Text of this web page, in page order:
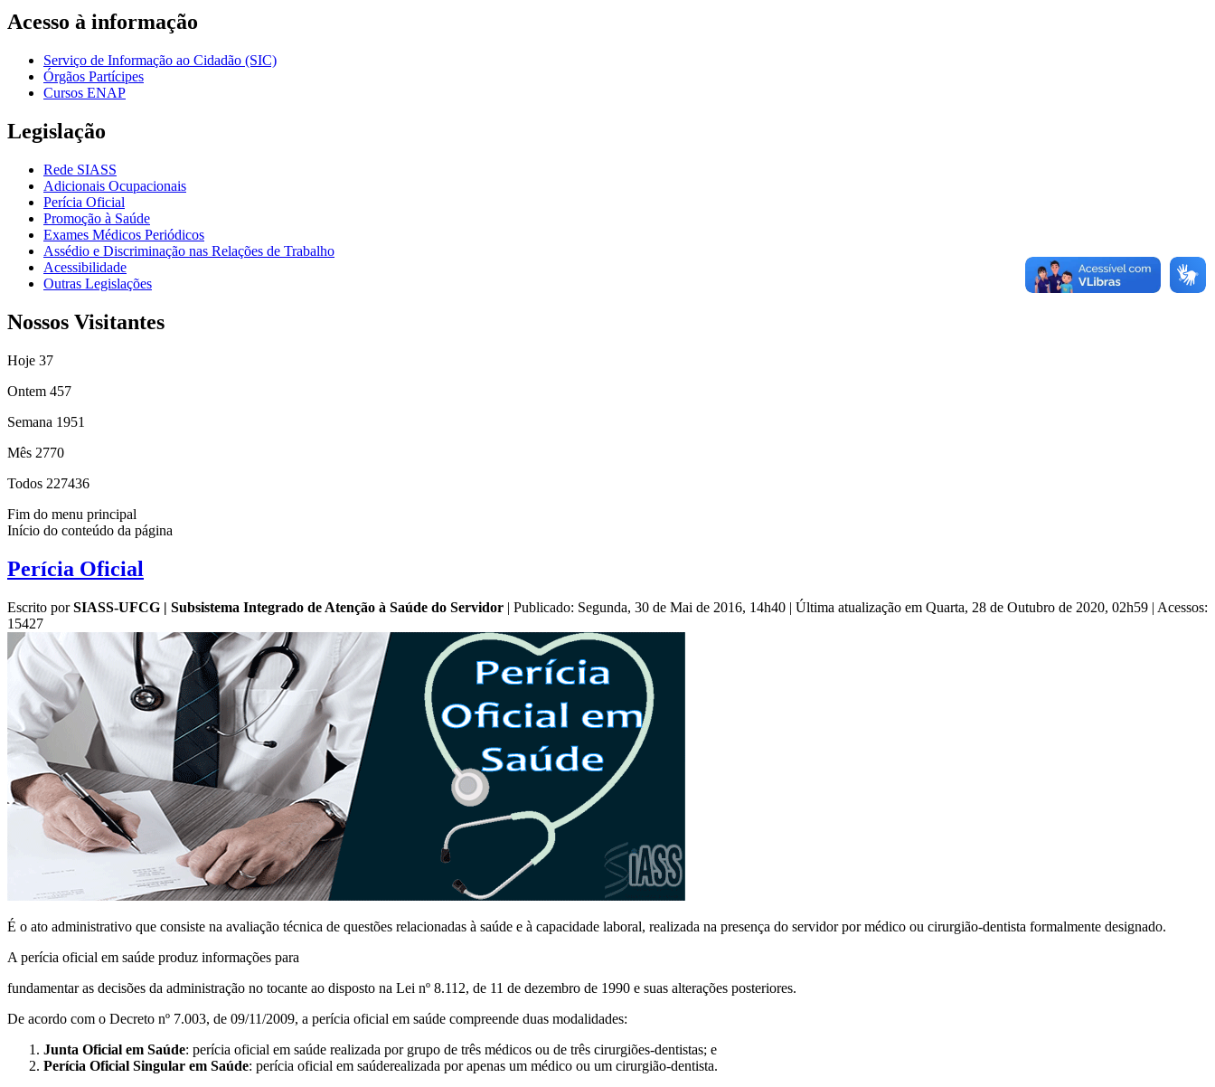
Acesso à informação
Serviço de Informação ao Cidadão (SIC)
Órgãos Partícipes
Cursos ENAP
Legislação
Rede SIASS
Adicionais Ocupacionais
Perícia Oficial
Promoção à Saúde
Exames Médicos Periódicos
Assédio e Discriminação nas Relações de Trabalho
Acessibilidade
Outras Legislações
Nossos Visitantes
Hoje 37
Ontem 457
Semana 1951
Mês 2770
Todos 227436
Fim do menu principal
Início do conteúdo da página
Perícia Oficial
Escrito porSIASS-UFCG | Subsistema Integrado de Atenção à Saúde do Servidor | Publicado: Segunda, 30 de Mai de 2016, 14h40 | Última atualização em Quarta, 28 de Outubro de 2020, 02h59 | Acessos:
15427
É o ato administrativo que consiste na avaliação técnica de questões relacionadas à saúde e à capacidade laboral, realizada na presença do servidor por médico ou cirurgião-dentista formalmente designado.
A perícia oficial em saúde produz informações para
fundamentar as decisões da administração no tocante ao disposto na Lei nº 8.112, de 11 de dezembro de 1990 e suas alterações posteriores.
De acordo com o Decreto nº 7.003, de 09/11/2009, a perícia oficial em saúde compreende duas modalidades:
Junta Oficial em Saúde: perícia oficial em saúde realizada por grupo de três médicos ou de três cirurgiões-dentistas; e
Perícia Oficial Singular em Saúde: perícia oficial em saúderealizada por apenas um médico ou um cirurgião-dentista.